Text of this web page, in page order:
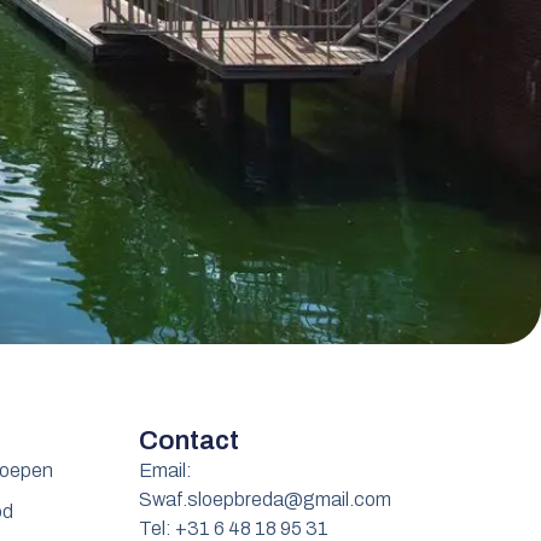
Contact
Email:
Swaf.sloepbreda@gmail.com
Tel: +31 6 48 18 95 31